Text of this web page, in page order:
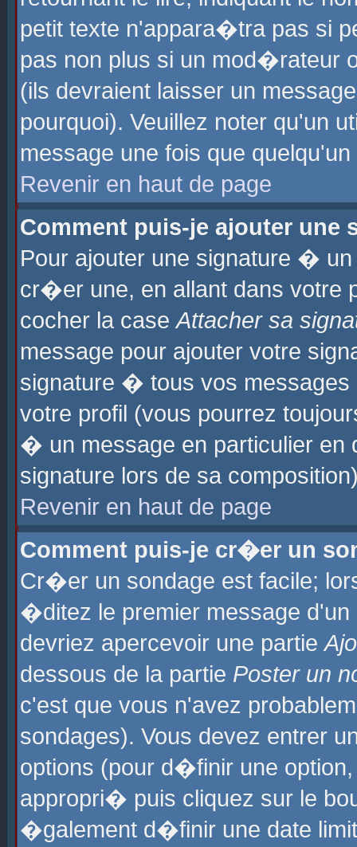
petit texte n'appara�tra pas si
pas non plus si un mod�rateur
(ils devraient laisser un
pourquoi). Veuillez noter qu'un
message une fois que
Revenir en haut de page
Comment puis-je ajouter une
Pour ajouter une signature �
cr�er une, en allant dans
cocher la caseAttacher sa
message pour ajouter votre
signature � tous vos
votre profil (vous pourrez
� un message en particulier
signature lors de sa
Revenir en haut de page
Comment puis-je cr�er un
Cr�er un sondage est facile;
�ditez le premier message
devriez apercevoir une partie
dessous de la partie Poster un
c'est que vous n'avez
sondages). Vous devez entrer
options (pour d�finir une
appropri� puis cliquez sur le
�galement d�finir une date